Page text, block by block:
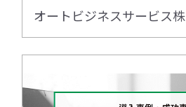
オートビジネスサービス